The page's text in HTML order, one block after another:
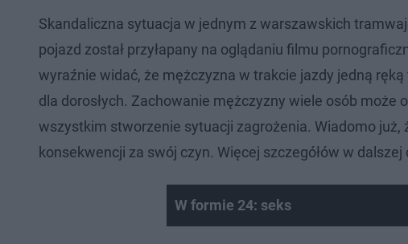
Skandaliczna sytuacja w jednym z warszawskich
pojazd został przyłapany na oglądaniu filmu
wyraźnie widać, że mężczyzna w trakcie jazdy jedną
dla dorosłych. Zachowanie mężczyzny wiele osób może
wszystkim stworzenie sytuacji zagrożenia. Wiadomo
konsekwencji za swój czyn. Więcej szczegółów w dalszej
W formie 24: seks